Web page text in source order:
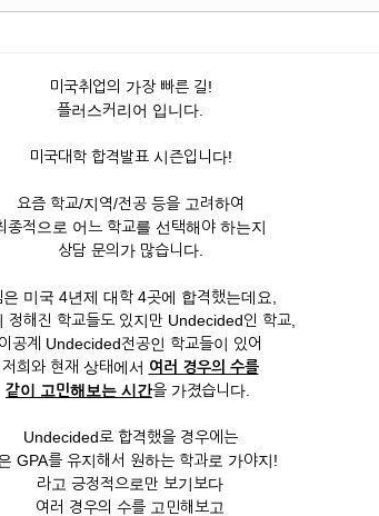
미국취업의 가장 빠른 길!
플러스커리어 입니다.
미국대학 합격발표 시즌입니다!
요즘 학교/지역/전공 등을 고려하여
종적으로 어느 학교를 선택해야 하는지
상담 문의가 많습니다.
은 미국 4년제 대학 4곳에 합격했는데요,
정해진 학교들도 있지만 Undecided인 학교,
이공계 Undecided전공인 학교들이 있어
저희와 현재 상태에서 여러 경우의 수를
같이 고민해보는 시간을 가졌습니다.
Undecided로 합격했을 경우에는
GPA를 유지해서 원하는 학과로 가야지!
라고 긍정적으로만 보기보다
여러 경우의 수를 고민해보고